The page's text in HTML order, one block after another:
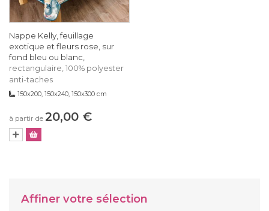
Nappe Kelly, feuillage
exotique et fleurs rose, sur
fond bleu ou blanc,
rectangulaire, 100% polyester
anti-taches
150x200, 150x240, 150x300 cm
à partir de 20,00 €
Affiner votre sélection